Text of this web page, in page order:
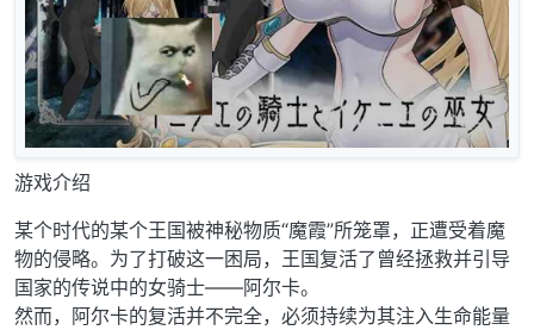
游戏介绍
某个时代的某个王国被神秘物质“魔霞”所笼罩，正遭受着魔
物的侵略。为了打破这一困局，王国复活了曾经拯救并引导
国家的传说中的女骑士——阿尔卡。
然而，阿尔卡的复活并不完全，必须持续为其注入生命能量